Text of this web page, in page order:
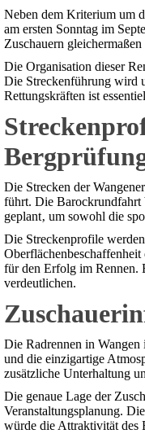
Neben dem Kriterium um
am ersten Sonntag im
Zuschauern
Die Organisation dieser
Die Streckenführung wird
Rettungskräften ist
Die Strecken der
führt. Die Barockrundfahrt
geplant‚ um sowohl die
Die Streckenprofile
für den Erfolg im Rennen.
verdeutlichen.
Die Radrennen in Wangen
und die einzigartige
zusätzliche Unterhaltung
Die genaue Lage der
Veranstaltungsplanung.
würde die Attraktivität des